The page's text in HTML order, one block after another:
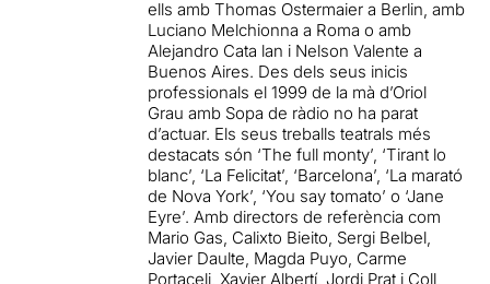
ells amb Thomas Ostermaier a Berlin, amb
Luciano Melchionna a Roma o amb
Alejandro Cata lan i Nelson Valente a
Buenos Aires. Des dels seus inicis
professionals el 1999 de la mà d’Oriol
Grau amb Sopa de ràdio no ha parat
d’actuar. Els seus treballs teatrals més
destacats són ‘The full monty’, ‘Tirant lo
blanc’, ‘La Felicitat’, ‘Barcelona’, ‘La marató
de Nova York’, ‘You say tomato’ o ‘Jane
Eyre’. Amb directors de referència com
Mario Gas, Calixto Bieito, Sergi Belbel,
Javier Daulte, Magda Puyo, Carme
Portaceli, Xavier Albertí, Jordi Prat i Coll,